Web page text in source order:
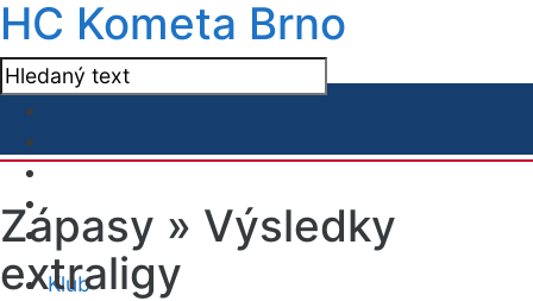
HC Kometa Brno
Klub
Zápasy » Výsledky
extraligy